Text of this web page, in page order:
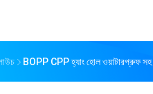
BOPP CPP হ্যাং হোল ওয়াটারপ্রুফ সহ